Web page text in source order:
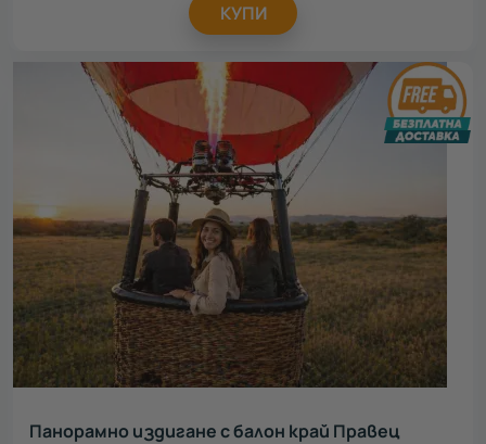
КУПИ
Панорамно издигане с балон край Правец